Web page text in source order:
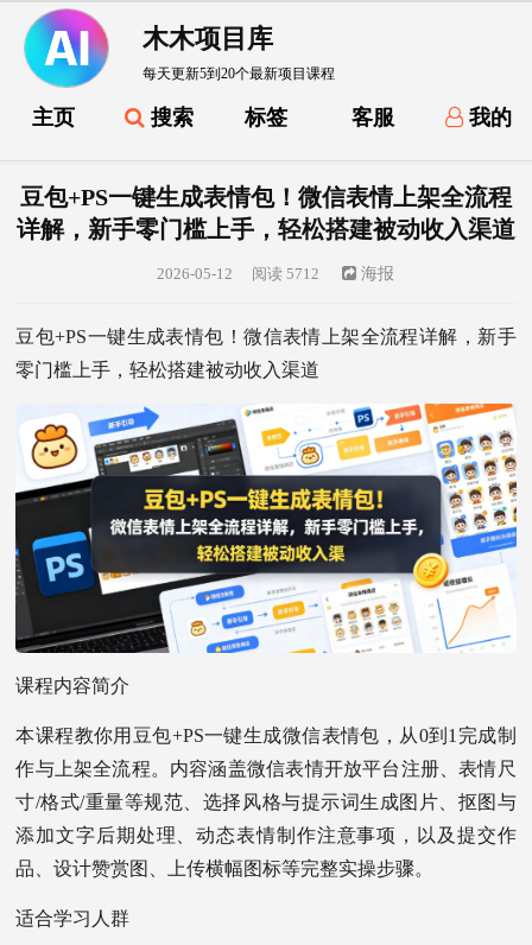
木木项目库
每天更新5到20个最新项目课程
主页 搜索 标签 客服 我的
豆包+PS一键生成表情包！微信表情上架全流程
详解，新手零门槛上手，轻松搭建被动收入渠道
2026-05-12 阅读 5712 海报
豆包+PS一键生成表情包！微信表情上架全流程详解，新手
零门槛上手，轻松搭建被动收入渠道
课程内容简介
本课程教你用豆包+PS一键生成微信表情包，从0到1完成制
作与上架全流程。内容涵盖微信表情开放平台注册、表情尺
寸/格式/重量等规范、选择风格与提示词生成图片、抠图与
添加文字后期处理、动态表情制作注意事项，以及提交作
品、设计赞赏图、上传横幅图标等完整实操步骤。
适合学习人群